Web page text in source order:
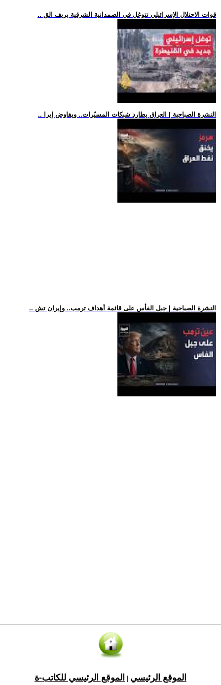
.. قوات الاحتلال الإسرائيلي تتوغل في الصمدانية الشرقية بريف الق
.. النشرة الصباحية | العراق يطارد شبكات المسيّرات.. ويفاوض إيرا
.. النشرة الصباحية | جبل الفأس على قائمة أهداف ترمب.. وإيران تش
الموقع الرئيسي الموقع الرئيسي للكاتب-ة